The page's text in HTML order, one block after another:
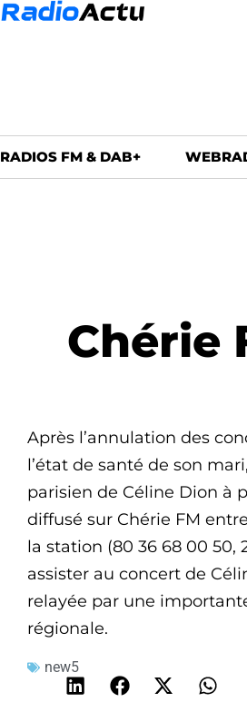
RADIOS FM & DAB+
Chérie
Après l’annulation des
l’état de santé de son
parisien de Céline Dion à
diffusé sur Chérie FM
la station (80 36 68 00 50,
assister au concert de
relayée par une
régionale.
new5